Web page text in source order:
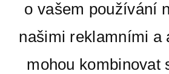
o vašem používání
našimi reklamními a
mohou kombinovat